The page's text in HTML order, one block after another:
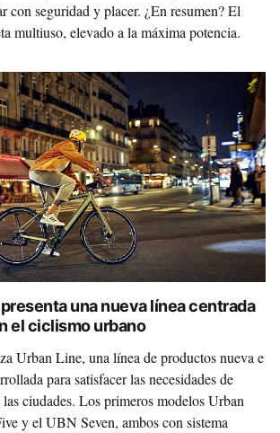
con seguridad y placer. ¿En resumen? El
multiuso, elevado a la máxima potencia.
una nueva línea centrada
el ciclismo urbano
Urban Line, una línea de productos nueva e
para satisfacer las necesidades de
ciudades. Los primeros modelos Urban
y el UBN Seven, ambos con sistema